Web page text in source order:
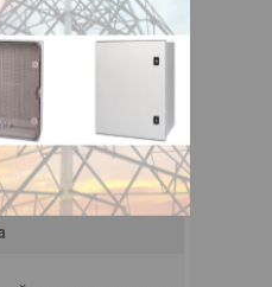
Желтый
1, 2 ± 0, 2
1,250 ± 0,010 г / см ³
100 °C